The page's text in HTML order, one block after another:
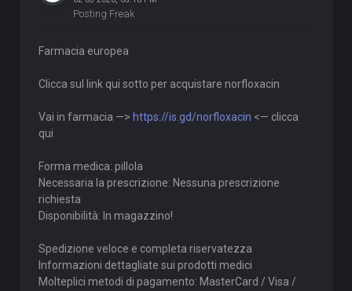
Posting Freak
Farmacia europea
Clicca sul link qui sotto per acquistare norfloxacin
Vai in farmacia —> https://is.gd/norfloxacin <— clicca
qui
Forma medica: pillola
Necessaria la prescrizione: Nessuna prescrizione
richiesta
Disponibilità: In magazzino!
Spedizione veloce e completa riservatezza
Informazioni dettagliate sui prodotti medici
Molteplici metodi di pagamento: MasterCard / Visa /